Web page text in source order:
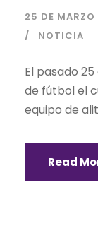
25 DE
NOTICIA
El pasado
de fútbol el
equipo de
Read